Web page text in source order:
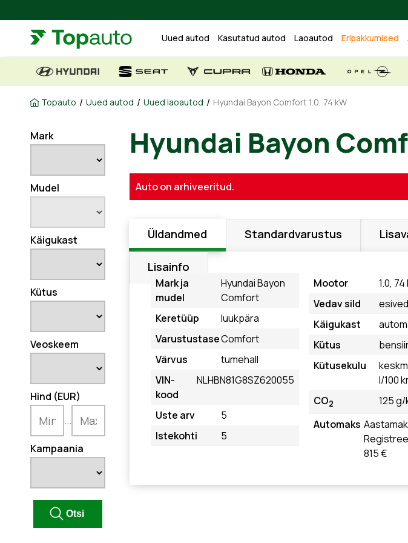
Uued autod Kasutatud autod Laoautod Eripakkumised
Topauto / Uued autod / Uued laoautod / Hyundai Bayon Comfort 1.0, 74 kW
Mark
Mudel
Käigukast
Kütus
Veoskeem
Hind (EUR)
...
Kampaania
Hyundai Bayon
Auto on arhiveeritud.
Üldandmed Standardvarustus
Lisainfo
Mark ja
mudel
Hyundai Bayon
Comfort
Keretüüp
luukpära
VarustustaseComfort
Värvus
tumehall
VIN-
kood
NLHBN81G8SZ620055
Uste arv
5
Istekohti
5
Mootor
1.0,
Vedav sild
Käigukast
Kütus
Kütusekulu
l/100
CO2
125 g/
Automaks
815 €